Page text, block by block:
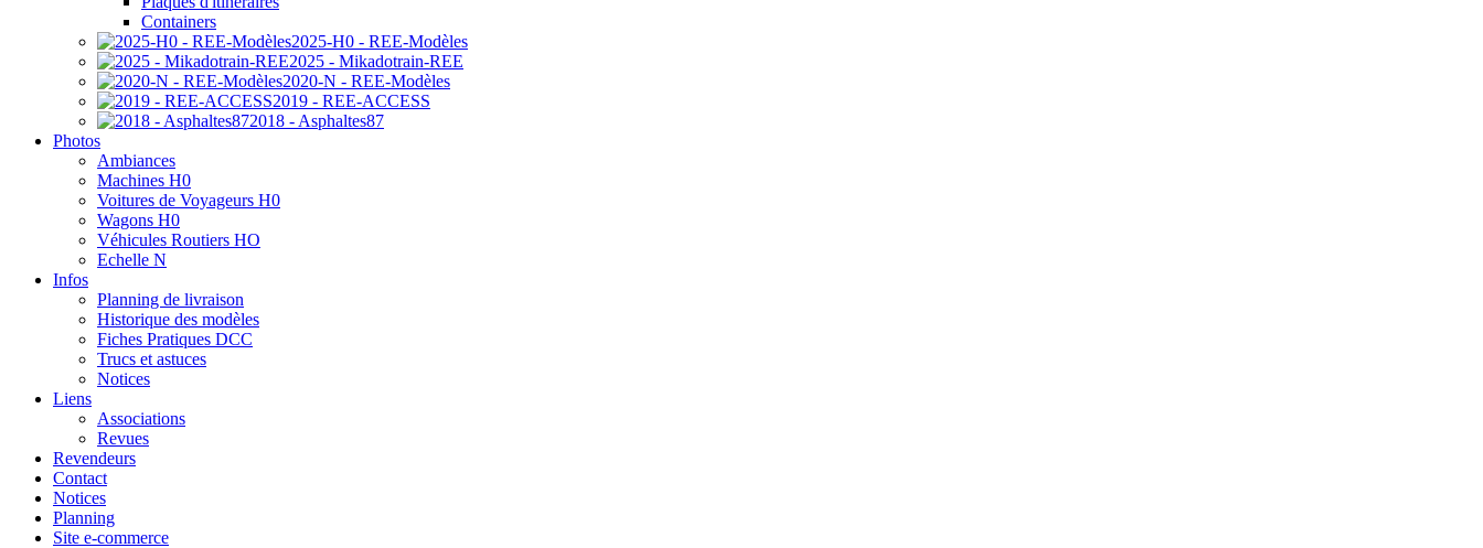
Containers
2025-H0 - REE-Modèles
2025 - Mikadotrain-REE
2020-N - REE-Modèles
2019 - REE-ACCESS
2018 - Asphaltes87
Photos
Ambiances
Machines H0
Voitures de Voyageurs H0
Wagons H0
Véhicules Routiers HO
Echelle N
Infos
Planning de livraison
Historique des modèles
Fiches Pratiques DCC
Trucs et astuces
Notices
Liens
Associations
Revues
Revendeurs
Contact
Notices
Planning
Site e-commerce